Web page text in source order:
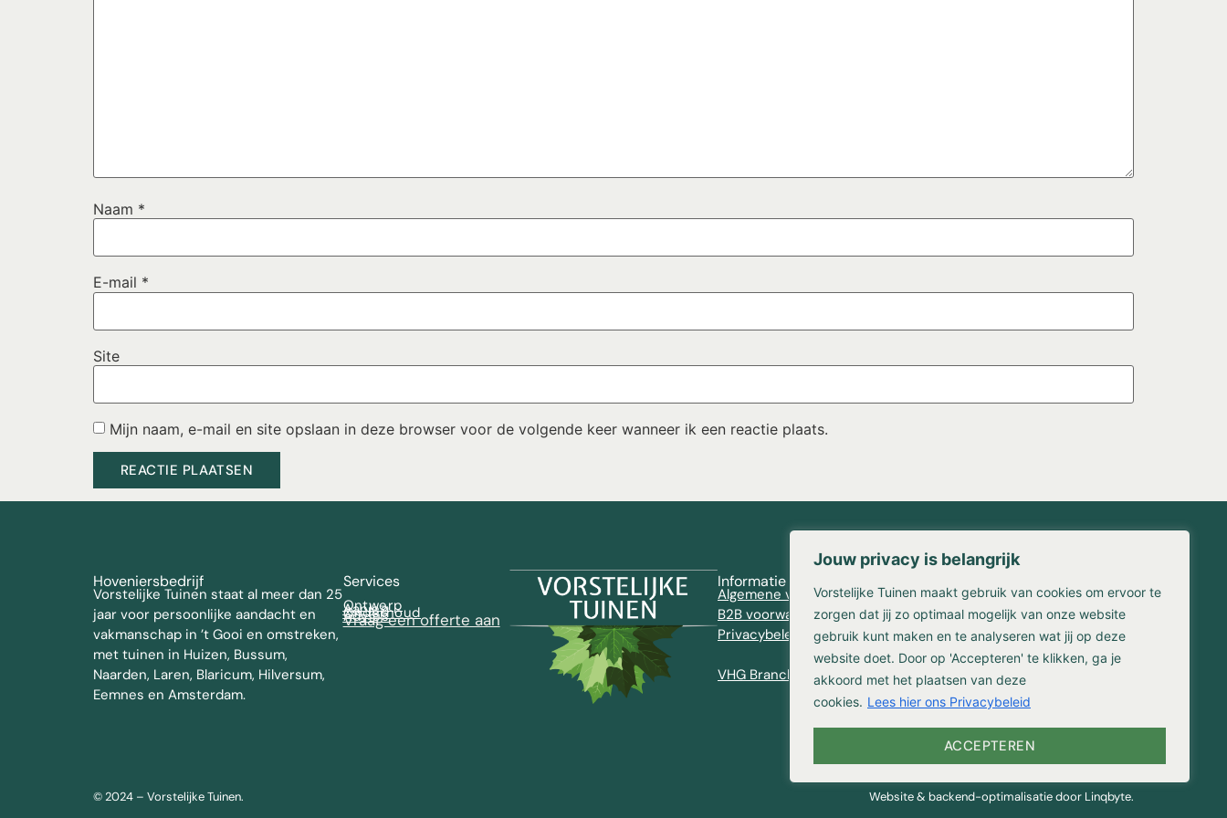
Jouw privacy is belangrijk
Vorstelijke Tuinen maakt gebruik van cookies om ervoor te
zorgen dat jij zo optimaal mogelijk van onze website
gebruik kunt maken en te analyseren wat jij op deze
website doet. Door op 'Accepteren' te klikken, ga je
akkoord met het plaatsen van deze
cookies. Lees hier ons Privacybeleid
ACCEPTEREN
Naam *
E-mail *
Site
Mijn naam, e-mail en site opslaan in deze browser voor de volgende keer wanneer ik een reactie plaats.
Hoveniersbedrijf
Vorstelijke Tuinen staat al meer dan 25
jaar voor persoonlijke aandacht en
vakmanschap in ’t Gooi en omstreken,
met tuinen in Huizen, Bussum,
Naarden, Laren, Blaricum, Hilversum,
Eemnes en Amsterdam.
Services
Ontwerp
Aanleg
Onderhoud
Advies
Vraag een offerte aan
Informatie
Algemene voorwaarden
B2B voorwaarden
Privacybeleid
VHG Branchevereniging
Franse Kampweg 36-38
1406 NW Bussum
(035) 524 3309
info@vorstelijketuinen.nl
© 2024 – Vorstelijke Tuinen. Website & backend-optimalisatie door Linqbyte.